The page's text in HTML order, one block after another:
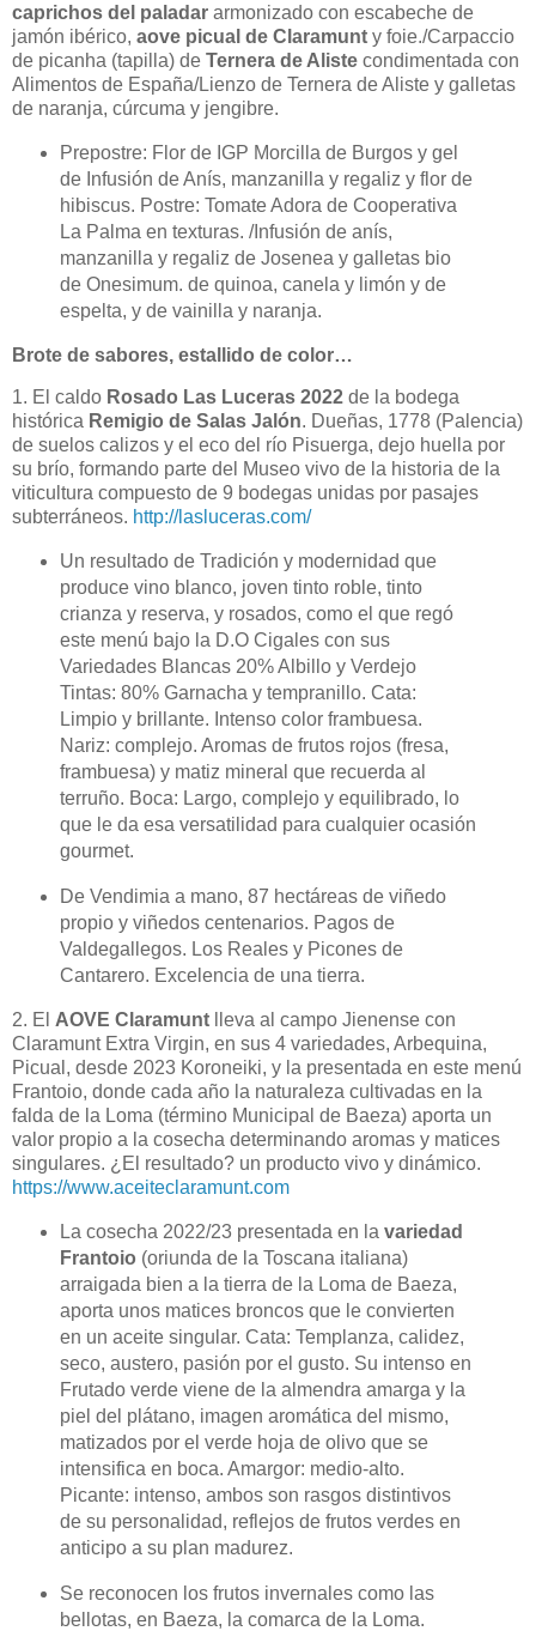
caprichos del paladar armonizado con escabeche de
jamón ibérico, aove picual de Claramunt y foie./Carpaccio
de picanha (tapilla) de Ternera de Aliste condimentada con
Alimentos de España/Lienzo de Ternera de Aliste y galletas
de naranja, cúrcuma y jengibre.
Prepostre: Flor de IGP Morcilla de Burgos y gel
de Infusión de Anís, manzanilla y regaliz y flor de
hibiscus. Postre: Tomate Adora de Cooperativa
La Palma en texturas. /Infusión de anís,
manzanilla y regaliz de Josenea y galletas bio
de Onesimum. de quinoa, canela y limón y de
espelta, y de vainilla y naranja.
Brote de sabores, estallido de color…
1. El caldo Rosado Las Luceras 2022 de la bodega
histórica Remigio de Salas Jalón. Dueñas, 1778 (Palencia)
de suelos calizos y el eco del río Pisuerga, dejo huella por
su brío, formando parte del Museo vivo de la historia de la
viticultura compuesto de 9 bodegas unidas por pasajes
subterráneos. http://lasluceras.com/
Un resultado de Tradición y modernidad que
produce vino blanco, joven tinto roble, tinto
crianza y reserva, y rosados, como el que regó
este menú bajo la D.O Cigales con sus
Variedades Blancas 20% Albillo y Verdejo
Tintas: 80% Garnacha y tempranillo. Cata:
Limpio y brillante. Intenso color frambuesa.
Nariz: complejo. Aromas de frutos rojos (fresa,
frambuesa) y matiz mineral que recuerda al
terruño. Boca: Largo, complejo y equilibrado, lo
que le da esa versatilidad para cualquier ocasión
gourmet.
De Vendimia a mano, 87 hectáreas de viñedo
propio y viñedos centenarios. Pagos de
Valdegallegos. Los Reales y Picones de
Cantarero. Excelencia de una tierra.
2. El AOVE Claramunt lleva al campo Jienense con
Claramunt Extra Virgin, en sus 4 variedades, Arbequina,
Picual, desde 2023 Koroneiki, y la presentada en este menú
Frantoio, donde cada año la naturaleza cultivadas en la
falda de la Loma (término Municipal de Baeza) aporta un
valor propio a la cosecha determinando aromas y matices
singulares. ¿El resultado? un producto vivo y dinámico.
https://www.aceiteclaramunt.com
La cosecha 2022/23 presentada en la variedad
Frantoio (oriunda de la Toscana italiana)
arraigada bien a la tierra de la Loma de Baeza,
aporta unos matices broncos que le convierten
en un aceite singular. Cata: Templanza, calidez,
seco, austero, pasión por el gusto. Su intenso en
Frutado verde viene de la almendra amarga y la
piel del plátano, imagen aromática del mismo,
matizados por el verde hoja de olivo que se
intensifica en boca. Amargor: medio-alto.
Picante: intenso, ambos son rasgos distintivos
de su personalidad, reflejos de frutos verdes en
anticipo a su plan madurez.
Se reconocen los frutos invernales como las
bellotas, en Baeza, la comarca de la Loma.